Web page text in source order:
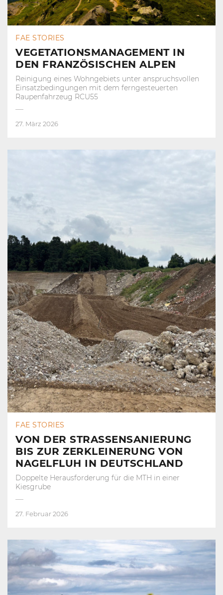
FAE STORIES
VEGETATIONSMANAGEMENT IN
DEN FRANZÖSISCHEN ALPEN
Reinigung eines Wohngebiets unter anspruchsvollen
Einsatzbedingungen mit dem ferngesteuerten
Raupenfahrzeug RCU55
27. März 2026
FAE STORIES
VON DER STRASSENSANIERUNG
BIS ZUR ZERKLEINERUNG VON
NAGELFLUH IN DEUTSCHLAND
Doppelte Herausforderung für die MTH in einer
Kiesgrube
27. Februar 2026